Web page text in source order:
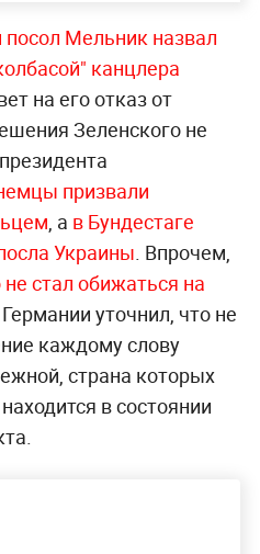
посол Мельник назвал
канцлера
на его отказ от
Зеленского не
призвали
, а в Бундестаге
Украины . Впрочем,
стал обижаться на
Германии уточнил, что не
каждому слову
страна которых
в состоянии